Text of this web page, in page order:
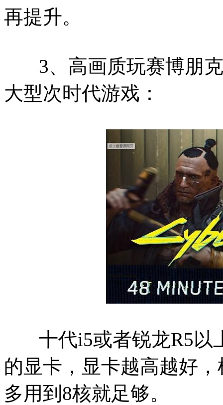
再提升。
3、高画质玩赛博朋克
大型次时代游戏：
十代i5或者锐龙R5以
的显卡，显卡越高越好
多用到8核就足够。